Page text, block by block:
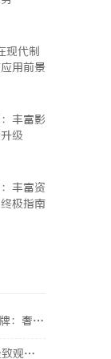
现代制
用前景
丰富影
级
丰富资
极指南
设计哲学
业标杆